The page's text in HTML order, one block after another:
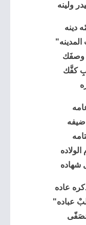
ولينه
دينه
وصفَك
كفَّك
ضيفه
شهاده
عاده
عباده"